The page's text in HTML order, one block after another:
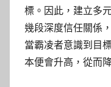
標。因此，建立多
幾段深度信任關係
當霸凌者意識到目
本便會升高，從而